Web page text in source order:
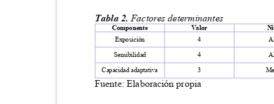
Tabla 2. Factores determinantes
Componente Valor
Exposición 4
Sensibilidad 4
3
Capacidad adaptativa
Fuente: Elaboración propia